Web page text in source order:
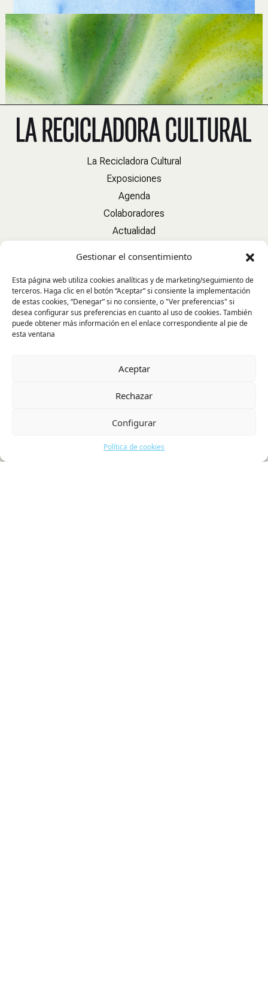
Gestionar el consentimiento
Esta página web utiliza cookies analíticas y de marketing/seguimiento de
terceros. Haga clic en el botón “Aceptar” si consiente la implementación
de estas cookies, “Denegar” si no consiente, o "Ver preferencias" si
desea configurar sus preferencias en cuanto al uso de cookies. También
puede obtener más información en el enlace correspondiente al pie de
esta ventana
Aceptar
Rechazar
Configurar
Política de cookies
La Recicladora Cultural
Exposiciones
Agenda
Colaboradores
Actualidad